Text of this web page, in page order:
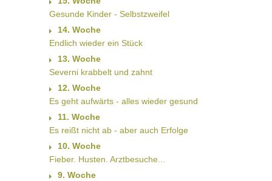
Gesunde Kinder - Selbstzweifel
14. Woche
Endlich wieder ein Stück
13. Woche
Severni krabbelt und zahnt
12. Woche
Es geht aufwärts - alles wieder gesund
11. Woche
Es reißt nicht ab - aber auch Erfolge
10. Woche
Fieber. Husten. Arztbesuche...
9. Woche